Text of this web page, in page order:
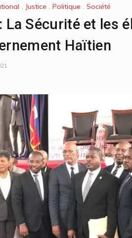
, Justice , Politique , Société
La Sécurité et les
Haïtien